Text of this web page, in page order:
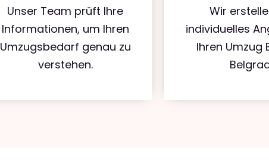
Unser Team prüft Ihre
Informationen, um Ihren
Umzugsbedarf genau zu
verstehen.
Wir
individuelles
Ihren Umzug